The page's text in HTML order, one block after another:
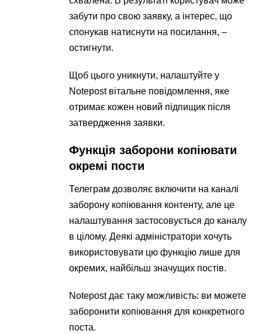
забути про свою заявку, а інтерес, що
спонукав натиснути на посилання, –
остигнути.
Щоб цього уникнути, налаштуйте у
Notepost вітальне повідомлення, яке
отримає кожен новий підпищик після
затвердження заявки.
Функція заборони копіювати
окремі пости
Телеграм дозволяє включити на каналі
заборону копіювання контенту, але це
налаштування застосовується до каналу
в цілому. Деякі адміністратори хочуть
використовувати цю функцію лише для
окремих, найбільш значущих постів.
Notepost дає таку можливість: ви можете
заборонити копіювання для конкретного
поста.